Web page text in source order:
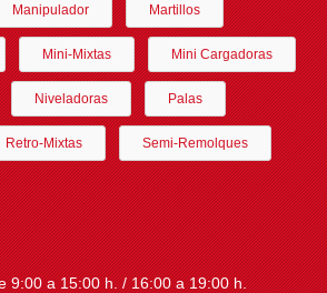
Manipulador Martillos
Mini-Mixtas Mini Cargadoras
Niveladoras Palas
Retro-Mixtas Semi-Remolques
9:00 a 15:00 h. / 16:00 a 19:00 h.